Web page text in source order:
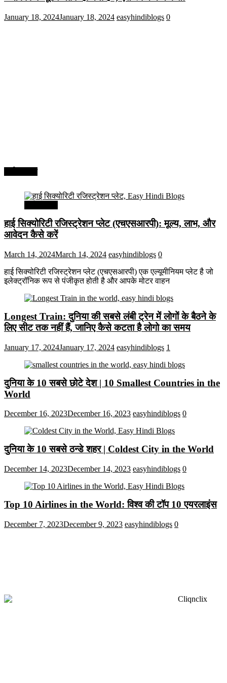
January 18, 2024January 18, 2024 easyhindiblogs 0
हाई सिक्योरिटी रजिस्ट्रेशन प्लेट (एचएसआरपी): मूल्य, लाभ, और
आवेदन कैसे करें
March 14, 2024March 14, 2024 easyhindiblogs 0
हाई सिक्योरिटी रजिस्ट्रेशन प्लेट (एचएसआरपी) एक एल्यूमीनियम प्लेट है जो
इलेक्ट्रॉनिक रूप से पंजीकृत होती है और आपके मोटर वाहन
Longest Train: दुनिया की सबसे लंबी ट्रेन में लोगों के बैठने के
लिए सीट तक ​​नहीं हैं, जानिए कैसे कटता है लोगो का समय
January 17, 2024January 17, 2024 easyhindiblogs 1
दुनिया के 10 सबसे छोटे देश | 10 Smallest Countries in the
World
December 16, 2023December 16, 2023 easyhindiblogs 0
दुनिया के 10 सबसे ठन्डे शहर | Coldest City in the World
December 14, 2023December 14, 2023 easyhindiblogs 0
Top 10 Airlines in the World: विश्व की टॉप 10 एयरलाइंस
December 7, 2023December 9, 2023 easyhindiblogs 0